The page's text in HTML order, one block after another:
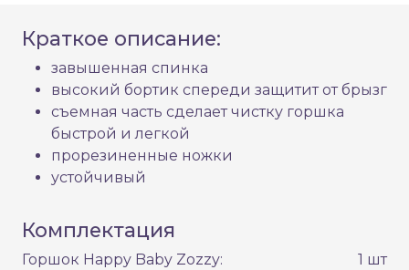
Краткое описание:
завышенная спинка
высокий бортик спереди защитит от брызг
съемная часть сделает чистку горшка
быстрой и легкой
прорезиненные ножки
устойчивый
Комплектация
Горшок Happy Baby Zozzy: 1 шт